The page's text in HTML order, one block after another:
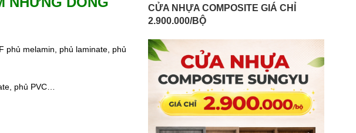
phủ melamin, phủ laminate, phủ
phủ PVC…
CỬA NHỰA COMPOSITE GIÁ CHỈ
2.900.000/BỘ